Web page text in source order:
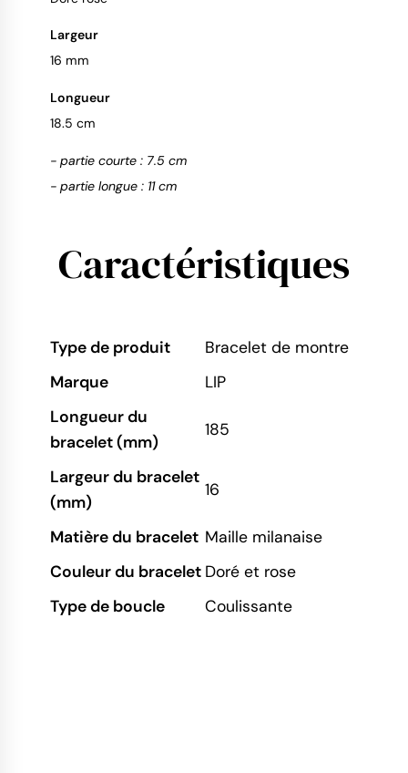
Largeur
16 mm
Longueur
18.5 cm
- partie courte : 7.5 cm
- partie longue : 11 cm
Caractéristiques
Type de produit
Bracelet de montre
Marque
LIP
Longueur du
bracelet (mm)
185
Largeur du bracelet
(mm)
16
Matière du bracelet Maille milanaise
Couleur du bracelet Doré et rose
Type de boucle
Coulissante